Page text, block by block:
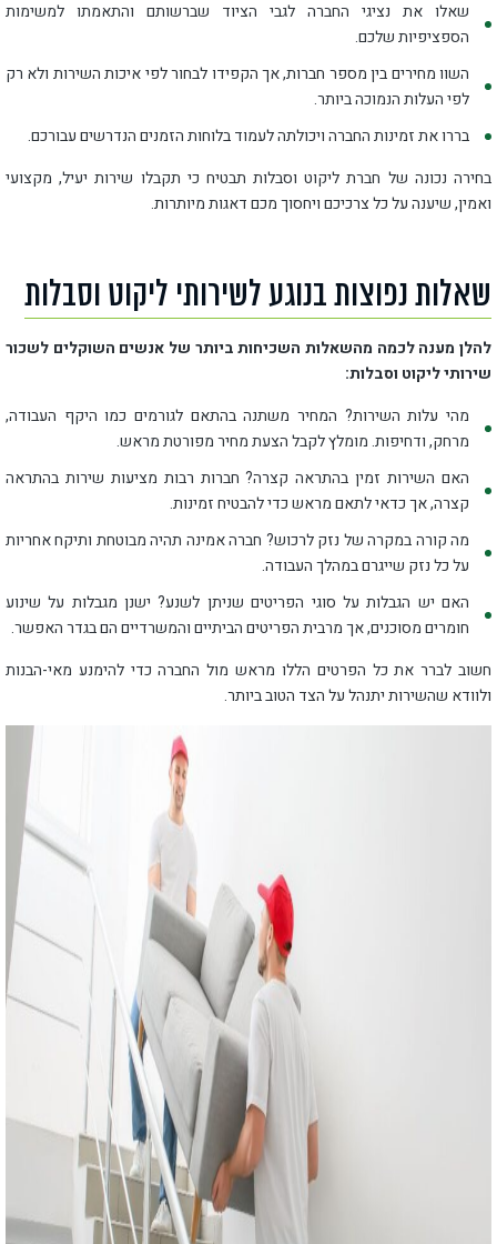
שאלו את נציגי החברה לגבי הציוד שברשותם והתאמתו למשימות
הספציפיות שלכם.
השוו מחירים בין מספר חברות, אך הקפידו לבחור לפי איכות השירות ולא רק
לפי העלות הנמוכה ביותר.
בררו את זמינות החברה ויכולתה לעמוד בלוחות הזמנים הנדרשים עבורכם.
בחירה נכונה של חברת ליקוט וסבלות תבטיח כי תקבלו שירות יעיל, מקצועי
ואמין, שיענה על כל צרכיכם ויחסוך מכם דאגות מיותרות.
שאלות נפוצות בנוגע לשירותי ליקוט וסבלות
להלן מענה לכמה מהשאלות השכיחות ביותר של אנשים השוקלים לשכור
שירותי ליקוט וסבלות:
מהי עלות השירות? המחיר משתנה בהתאם לגורמים כמו היקף העבודה,
מרחק, ודחיפות. מומלץ לקבל הצעת מחיר מפורטת מראש.
האם השירות זמין בהתראה קצרה? חברות רבות מציעות שירות בהתראה
קצרה, אך כדאי לתאם מראש כדי להבטיח זמינות.
מה קורה במקרה של נזק לרכוש? חברה אמינה תהיה מבוטחת ותיקח אחריות
על כל נזק שייגרם במהלך העבודה.
האם יש הגבלות על סוגי הפריטים שניתן לשנע? ישנן מגבלות על שינוע
חומרים מסוכנים, אך מרבית הפריטים הביתיים והמשרדיים הם בגדר האפשר.
חשוב לברר את כל הפרטים הללו מראש מול החברה כדי להימנע מאי-הבנות
ולוודא שהשירות יתנהל על הצד הטוב ביותר.